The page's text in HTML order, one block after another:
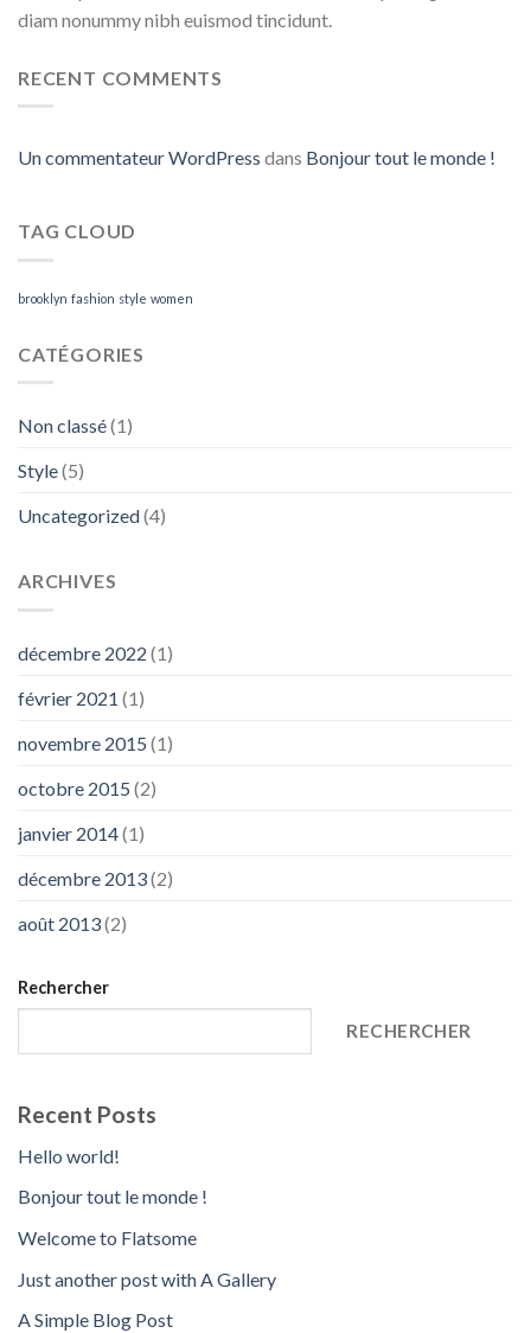
diam nonummy nibh euismod tincidunt.
RECENT COMMENTS
Un commentateur WordPress dans Bonjour tout le monde !
TAG CLOUD
brooklyn fashion style women
CATÉGORIES
Non classé(1)
Style(5)
Uncategorized(4)
ARCHIVES
décembre 2022 (1)
février 2021 (1)
novembre 2015 (1)
octobre 2015 (2)
janvier 2014(1)
décembre 2013(2)
août 2013(2)
Rechercher
RECHERCHER
Recent Posts
Hello world!
Bonjour tout le monde !
Welcome to Flatsome
Just another post with A Gallery
A Simple Blog Post